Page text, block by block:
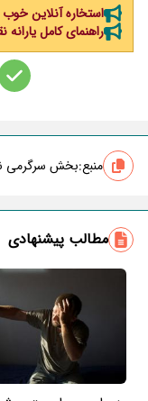
استخاره آنلاین
راهنمای کامل یارانه نقدی ۱۴۰۵؛ مبلغ، زمان
منبع:بخش سرگرمی
مطالب پیشنهادی